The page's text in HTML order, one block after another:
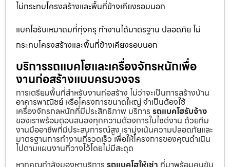
ไม่กระทบโครงสร้างและพื้นที่ข้างเคียงรอบนอก
แบคโฮรับเหมาถมที่ทุ่งครุ ทำงานได้มาตรฐาน ปลอดภัย ไม่
กระทบโครงสร้างและพื้นที่ข้างเคียงรอบนอก
บริการรถแบคโฮและเครื่องจักรหนักเพื่อ
งานก่อสร้างแบบครบวงจร
การเตรียมพื้นที่สำหรับงานก่อสร้าง ไม่ว่าจะเป็นการสร้างบ้าน
อาคารพาณิชย์ หรือโครงการขนาดใหญ่ จำเป็นต้องใช้
เครื่องจักรกลหนักที่มีประสิทธิภาพ บริการ รถแบคโฮรับจ้าง
ของเราพร้อมตอบสนองทุกความต้องการในไซต์งาน ด้วยทีม
งานมืออาชีพที่มีประสบการณ์สูง เรามุ่งเน้นความปลอดภัยและ
มาตรฐานการทำงานที่รวดเร็ว เพื่อให้โครงการของคุณดำเนิน
ไปตามแผนงานที่วางไว้โดยไม่มีสะดุด